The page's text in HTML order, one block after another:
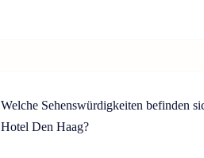
Welche Sehenswürdigkeiten befinden
Hotel Den Haag?